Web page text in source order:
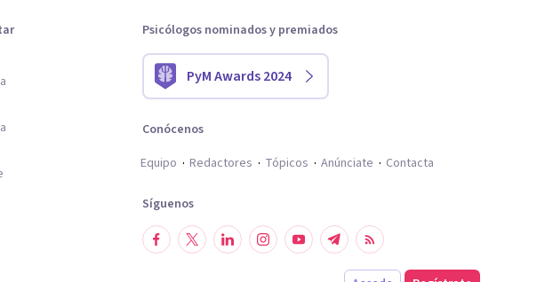
Psicólogos nominados y premiados
PyM Awards 2024
Conócenos
Equipo
Redactores Tópicos Anúnciate Contacta
Síguenos